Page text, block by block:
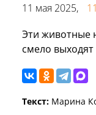
11 мая 2025,
Эти животные
смело выходят
Текст: Марина